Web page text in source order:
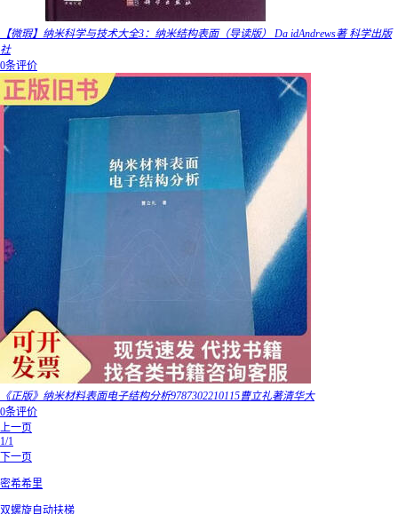
【微瑕】纳米科学与技术大全3：纳米结构表面（导读版） Da idAndrews著 科学出版
社
0条评价
《正版》纳米材料表面电子结构分析9787302210115曹立礼著清华大
0条评价
上一页
1/1
下一页
密希希里
双螺旋自动扶梯